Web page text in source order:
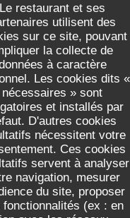
Le restaurant et ses
utilisent des
sur ce site, pouvant
la collecte de
à caractère
Les cookies dits «
nécessaires » sont
et installés par
D'autres cookies
nécessitent votre
Ces cookies
servent à analyser
navigation, mesurer
du site, proposer
fonctionnalités (ex : en
- Couverts 2
: 5/5 Cuisine: 5/5
et très bonne cuisine,
vivement
- Couverts 2
: 5/5 Cuisine: 5/5
agréable et de bon